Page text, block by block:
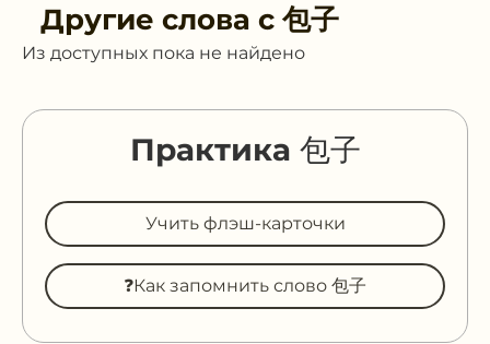
Другие слова с 包子
Из доступных пока не найдено
Практика 包子
Учить флэш-карточки
❓Как запомнить слово 包子